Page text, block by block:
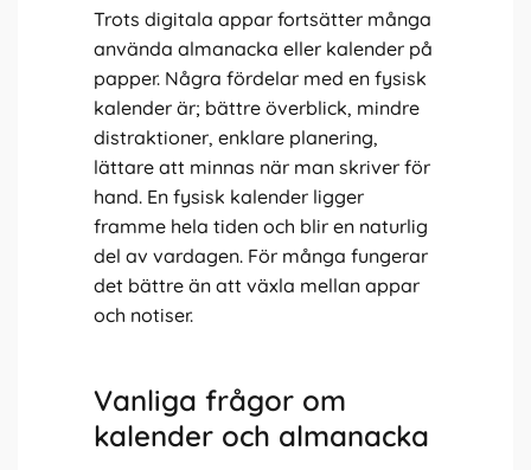
Trots digitala appar fortsätter många
använda almanacka eller kalender på
papper. Några fördelar med en fysisk
kalender är; bättre överblick, mindre
distraktioner, enklare planering,
lättare att minnas när man skriver för
hand. En fysisk kalender ligger
framme hela tiden och blir en naturlig
del av vardagen. För många fungerar
det bättre än att växla mellan appar
och notiser.
Vanliga frågor om
kalender och almanacka